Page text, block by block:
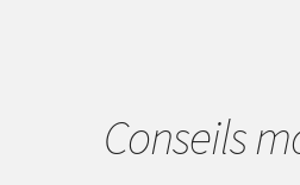
Conseils